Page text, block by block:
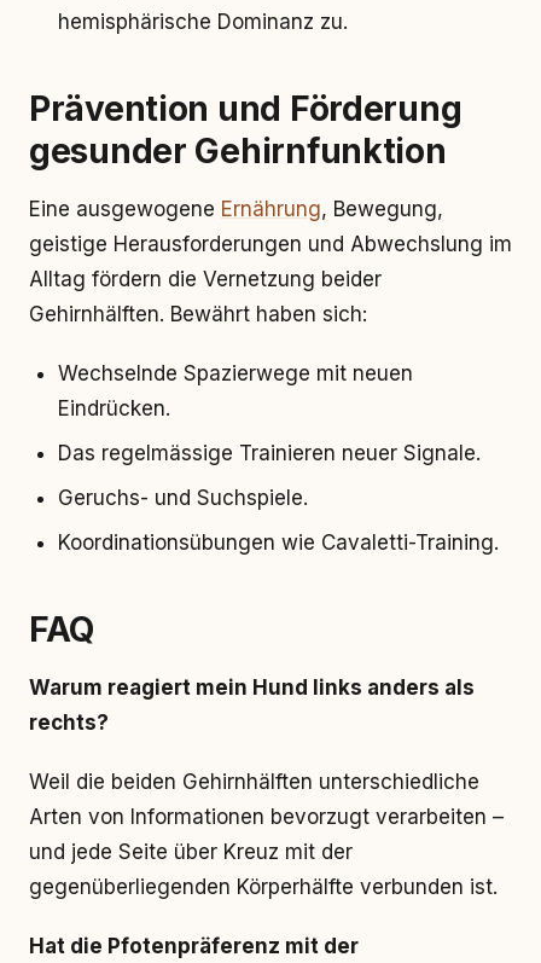
hemisphärische Dominanz zu.
Prävention und Förderung
gesunder Gehirnfunktion
Eine ausgewogene Ernährung, Bewegung,
geistige Herausforderungen und Abwechslung im
Alltag fördern die Vernetzung beider
Gehirnhälften. Bewährt haben sich:
Wechselnde Spazierwege mit neuen
Eindrücken.
Das regelmässige Trainieren neuer Signale.
Geruchs- und Suchspiele.
Koordinationsübungen wie Cavaletti-Training.
FAQ
Warum reagiert mein Hund links anders als
rechts?
Weil die beiden Gehirnhälften unterschiedliche
Arten von Informationen bevorzugt verarbeiten –
und jede Seite über Kreuz mit der
gegenüberliegenden Körperhälfte verbunden ist.
Hat die Pfotenpräferenz mit der